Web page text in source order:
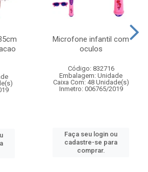
Microfone infantil com
oculos
Código: 832716
Embalagem: Unidade
Caixa Com: 48 Unidade(s)
Inmetro: 006765/2019
Faça seu login ou
cadastre-se para
comprar.